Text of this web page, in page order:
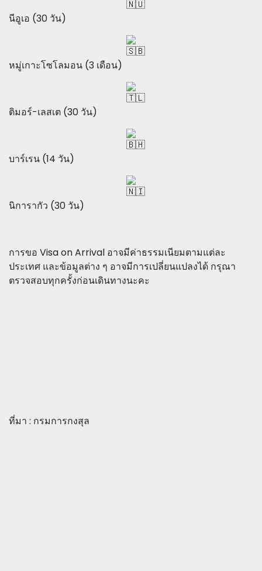
นีอูเอ (30 วัน)
หมู่เกาะโซโลมอน (3 เดือน)
ติมอร์-เลสเต (30 วัน)
บาร์เรน (14 วัน)
นิการากัว (30 วัน)
การขอ Visa on Arrival อาจมีค่าธรรมเนียมตามแต่ละ
ประเทศ และข้อมูลต่าง ๆ อาจมีการเปลี่ยนแปลงได้ กรุณา
ตรวจสอบทุกครั้งก่อนเดินทางนะคะ
ที่มา : กรมการกงสุล